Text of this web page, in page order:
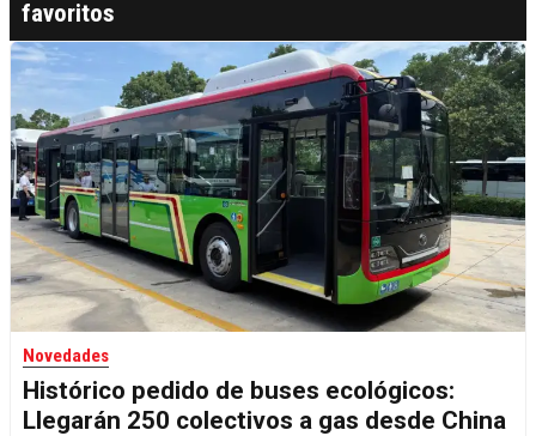
favoritos
Novedades
Histórico pedido de buses ecológicos:
Llegarán 250 colectivos a gas desde China